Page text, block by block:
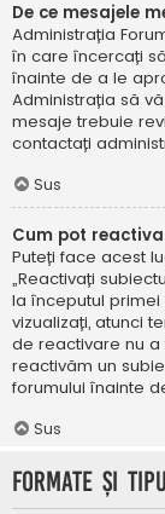
De ce mesajele
Administrația
în care încercați
înainte de a le
Administrația să
mesaje trebuie
contactați
Sus
Cum pot
Puteți face acest
„Reactivați
la începutul
vizualizați, atunci
de reactivare nu a
reactivăm un
forumului înainte
Sus
Formate și